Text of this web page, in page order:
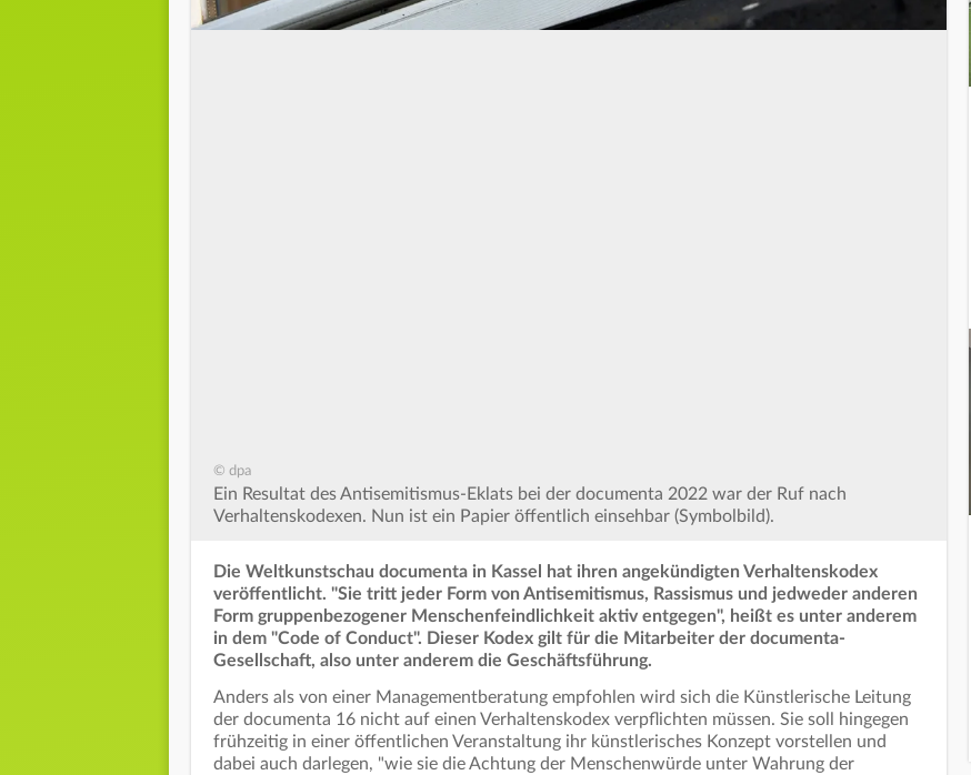
© dpa
Ein Resultat des Antisemitismus-Eklats bei der documenta 2022 war der Ruf nach
Verhaltenskodexen. Nun ist ein Papier öffentlich einsehbar (Symbolbild).
Die Weltkunstschau documenta in Kassel hat ihren angekündigten Verhaltenskodex
veröffentlicht. "Sie tritt jeder Form von Antisemitismus, Rassismus und jedweder anderen
Form gruppenbezogener Menschenfeindlichkeit aktiv entgegen", heißt es unter anderem
in dem "Code of Conduct". Dieser Kodex gilt für die Mitarbeiter der documenta-
Gesellschaft, also unter anderem die Geschäftsführung.
Anders als von einer Managementberatung empfohlen wird sich die Künstlerische Leitung
der documenta 16 nicht auf einen Verhaltenskodex verpflichten müssen. Sie soll hingegen
frühzeitig in einer öffentlichen Veranstaltung ihr künstlerisches Konzept vorstellen und
dabei auch darlegen, "wie sie die Achtung der Menschenwürde unter Wahrung der